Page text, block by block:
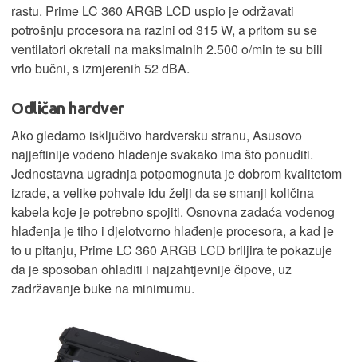
rastu. Prime LC 360 ARGB LCD uspio je održavati
potrošnju procesora na razini od 315 W, a pritom su se
ventilatori okretali na maksimalnih 2.500 o/min te su bili
vrlo bučni, s izmjerenih 52 dBA.
Odličan hardver
Ako gledamo isključivo hardversku stranu, Asusovo
najjeftinije vodeno hlađenje svakako ima što ponuditi.
Jednostavna ugradnja potpomognuta je dobrom kvalitetom
izrade, a velike pohvale idu želji da se smanji količina
kabela koje je potrebno spojiti. Osnovna zadaća vodenog
hlađenja je tiho i djelotvorno hlađenje procesora, a kad je
to u pitanju, Prime LC 360 ARGB LCD briljira te pokazuje
da je sposoban ohladiti i najzahtjevnije čipove, uz
zadržavanje buke na minimumu.